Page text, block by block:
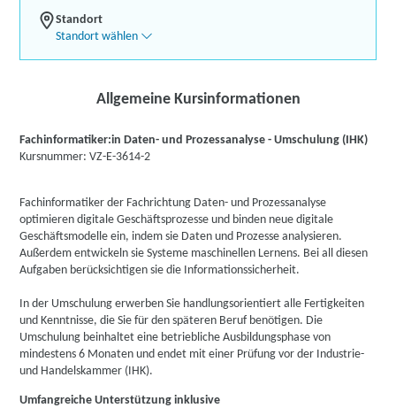
Standort
Standort wählen
Allgemeine Kursinformationen
Fachinformatiker:in Daten- und Prozessanalyse - Umschulung (IHK)
Kursnummer: VZ-E-3614-2
Fachinformatiker der Fachrichtung Daten- und Prozessanalyse
optimieren digitale Geschäftsprozesse und binden neue digitale
Geschäftsmodelle ein, indem sie Daten und Prozesse analysieren.
Außerdem entwickeln sie Systeme maschinellen Lernens. Bei all diesen
Aufgaben berücksichtigen sie die Informationssicherheit.
In der Umschulung erwerben Sie handlungsorientiert alle Fertigkeiten
und Kenntnisse, die Sie für den späteren Beruf benötigen. Die
Umschulung beinhaltet eine betriebliche Ausbildungsphase von
mindestens 6 Monaten und endet mit einer Prüfung vor der Industrie-
und Handelskammer (IHK).
Umfangreiche Unterstützung inklusive